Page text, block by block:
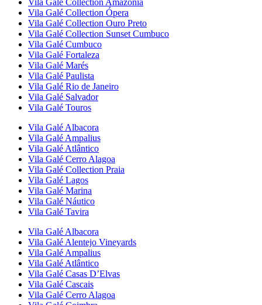
Vila Galé Collection Amazônia
Vila Galé Collection Ópera
Vila Galé Collection Ouro Preto
Vila Galé Collection Sunset Cumbuco
Vila Galé Cumbuco
Vila Galé Fortaleza
Vila Galé Marés
Vila Galé Paulista
Vila Galé Rio de Janeiro
Vila Galé Salvador
Vila Galé Touros
Vila Galé Albacora
Vila Galé Ampalius
Vila Galé Atlântico
Vila Galé Cerro Alagoa
Vila Galé Collection Praia
Vila Galé Lagos
Vila Galé Marina
Vila Galé Náutico
Vila Galé Tavira
Vila Galé Albacora
Vila Galé Alentejo Vineyards
Vila Galé Ampalius
Vila Galé Atlântico
Vila Galé Casas D’Elvas
Vila Galé Cascais
Vila Galé Cerro Alagoa